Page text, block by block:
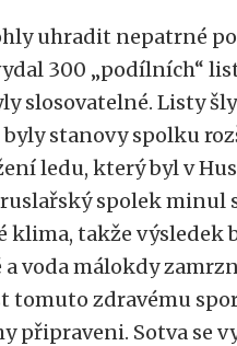
uhradit nepatrné
300 „podílních“
slosovatelné. Listy
stanovy spolku
ledu, který byl v
spolek minul
takže výsledek
voda málokdy
zdravému
připraveni. Sotva se